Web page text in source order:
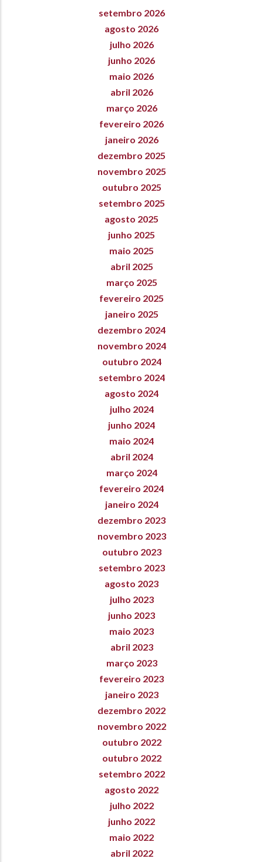
setembro 2026
agosto 2026
julho 2026
junho 2026
maio 2026
abril 2026
março 2026
fevereiro 2026
janeiro 2026
dezembro 2025
novembro 2025
outubro 2025
setembro 2025
agosto 2025
junho 2025
maio 2025
abril 2025
março 2025
fevereiro 2025
janeiro 2025
dezembro 2024
novembro 2024
outubro 2024
setembro 2024
agosto 2024
julho 2024
junho 2024
maio 2024
abril 2024
março 2024
fevereiro 2024
janeiro 2024
dezembro 2023
novembro 2023
outubro 2023
setembro 2023
agosto 2023
julho 2023
junho 2023
maio 2023
abril 2023
março 2023
fevereiro 2023
janeiro 2023
dezembro 2022
novembro 2022
outubro 2022
outubro 2022
setembro 2022
agosto 2022
julho 2022
junho 2022
maio 2022
abril 2022